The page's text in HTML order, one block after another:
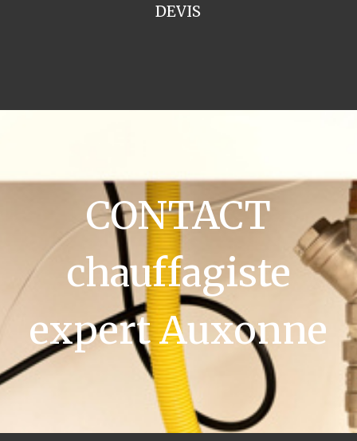
DEVIS
CONTACT
chauffagiste
expert Auxonne